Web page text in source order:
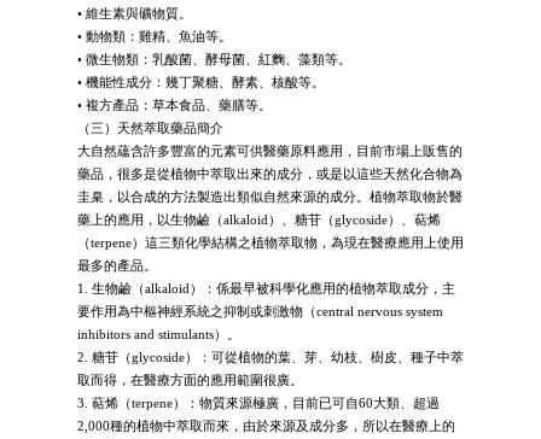
• 維生素與礦物質。
• 動物類：雞精、魚油等。
• 微生物類：乳酸菌、酵母菌、紅麴、藻類等。
• 機能性成分：幾丁聚糖、酵素、核酸等。
• 複方產品：草本食品、藥膳等。
（三）天然萃取藥品簡介
大自然蘊含許多豐富的元素可供醫藥原料應用，目前市場上販售的
藥品，很多是從植物中萃取出來的成分，或是以這些天然化合物為
圭臬，以合成的方法製造出類似自然來源的成分。植物萃取物於醫
藥上的應用，以生物鹼（alkaloid）、糖苷（glycoside）、萜烯
（terpene）這三類化學結構之植物萃取物，為現在醫療應用上使用
最多的產品。
1. 生物鹼（alkaloid）：係最早被科學化應用的植物萃取成分，主
要作用為中樞神經系統之抑制或刺激物（central nervous system
inhibitors and stimulants）。
2. 糖苷（glycoside）：可從植物的葉、芽、幼枝、樹皮、種子中萃
取而得，在醫療方面的應用範圍很廣。
3. 萜烯（terpene）：物質來源極廣，目前已可自60大類、超過
2,000種的植物中萃取而來，由於來源及成分多，所以在醫療上的